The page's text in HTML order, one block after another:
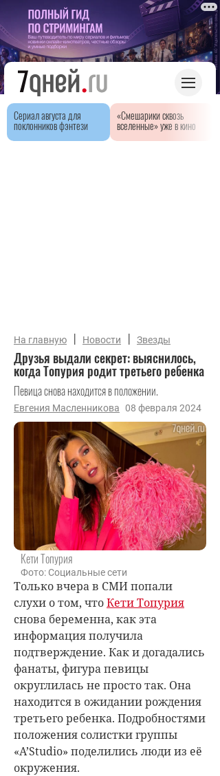
Сериал августа для
поклонников фэнтези
«Смешарики сквозь
вселенные» уже в кино
На главную | Новости | Звезды
Друзья выдали секрет: выяснилось,
когда Топурия родит третьего ребенка
Певица снова находится в положении.
Евгения Масленникова 08 февраля 2024
Кети Топурия
Фото: Социальные сети
Только вчера в СМИ попали
слухи о том, чтоКети Топурия
снова беременна, как эта
информация получила
подтверждение. Как и догадались
фанаты, фигура певицы
округлилась не просто так. Она
находится в ожидании рождения
третьего ребенка. Подробностями
положения солистки группы
«A’Studio» поделились люди из её
окружения.